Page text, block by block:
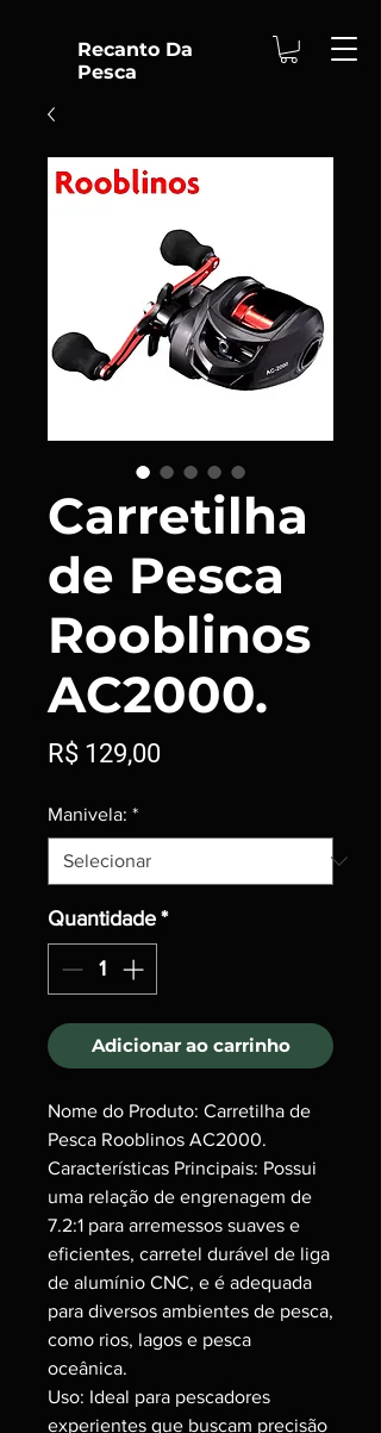
Recanto Da
Pesca
Carretilha
de Pesca
Rooblinos
AC2000.
R$ 129,00Preço
Manivela: *
Quantidade *
Adicionar ao carrinho
Nome do Produto: Carretilha de
Pesca Rooblinos AC2000.
Características Principais: Possui
uma relação de engrenagem de
7.2:1 para arremessos suaves e
eficientes, carretel durável de liga
de alumínio CNC, e é adequada
para diversos ambientes de pesca,
como rios, lagos e pesca
oceânica.
Uso: Ideal para pescadores
experientes que buscam precisão